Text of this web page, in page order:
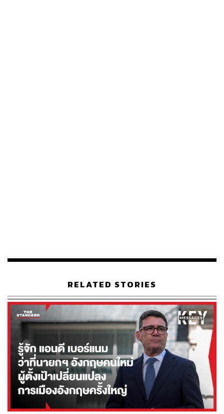
ABOUT THE AUTHOR
หทัยธาร ฉัตรเลิศมงคล
นักศึกษาเอกภาษาศาสตร์ สนใจภาษา
วัฒนธรรม และชีวิตขับเคลื่อนด้วยการติ่ง
เสมอมา
RELATED STORIES